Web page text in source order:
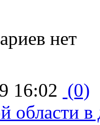
нет
16:02 (0)
области в